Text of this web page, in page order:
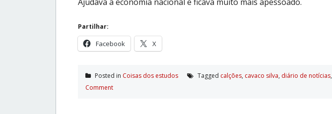
Partilhar:
Facebook X
Posted in Coisas dos estudos Tagged calções, cavaco silva, diário de notí­cias,
Comment